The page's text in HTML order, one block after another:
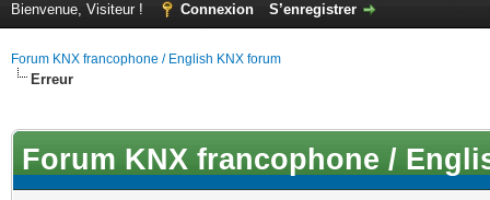
Bienvenue, Visiteur ! Connexion S’enregistrer
Forum KNX francophone / English KNX forum
Erreur
Forum KNX francophone /